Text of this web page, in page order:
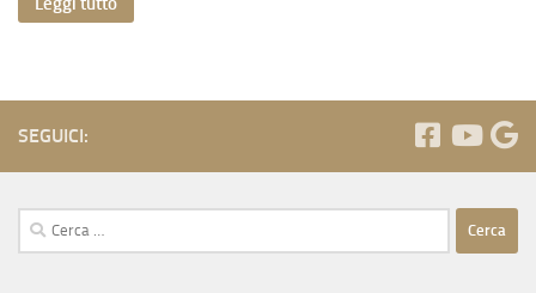
SEGUICI:
Ricerca
per: